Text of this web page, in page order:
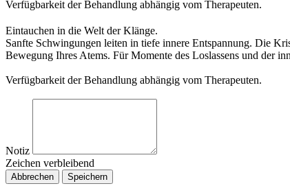
Verfügbarkeit der Behandlung abhängig vom Therapeuten.
Eintauchen in die Welt der Klänge.
Sanfte Schwingungen leiten in tiefe innere Entspannung. Die
Bewegung Ihres Atems. Für Momente des Loslassens und der
Verfügbarkeit der Behandlung abhängig vom Therapeuten.
Notiz
Zeichen verbleibend
Abbrechen Speichern